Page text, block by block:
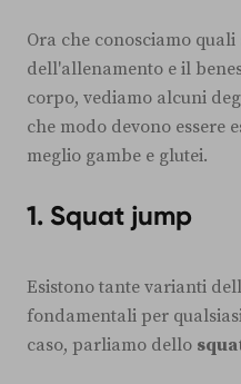
Ora che conosciamo
dell'allenamento e il
corpo, vediamo alcuni
che modo devono essere
meglio gambe e glutei.
1. Squat jump
Esistono tante varianti
fondamentali per
caso, parliamo dello